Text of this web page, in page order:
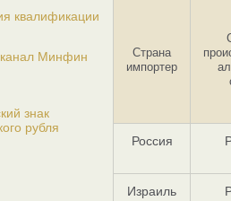
квалификации
Минфин
знак
рубля
Страна
импортер
Россия
Израиль